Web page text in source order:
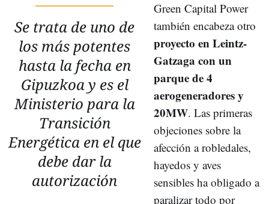
Se trata de uno de
los más potentes
hasta la fecha en
Gipuzkoa y es el
Ministerio para la
Transición
Energética en el que
debe dar la
autorización
Green Capital Power
también encabeza otro
proyecto en Leintz-
Gatzaga con un
parque de 4
aerogeneradores y
20MW. Las primeras
objeciones sobre la
afección a robledales,
hayedos y aves
sensibles ha obligado a
paralizar todo por